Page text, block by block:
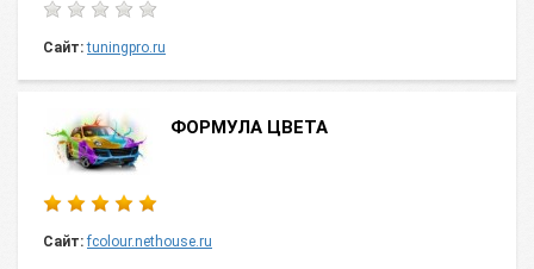
Сайт: tuningpro.ru
ФОРМУЛА ЦВЕТА
Сайт: fcolour.nethouse.ru